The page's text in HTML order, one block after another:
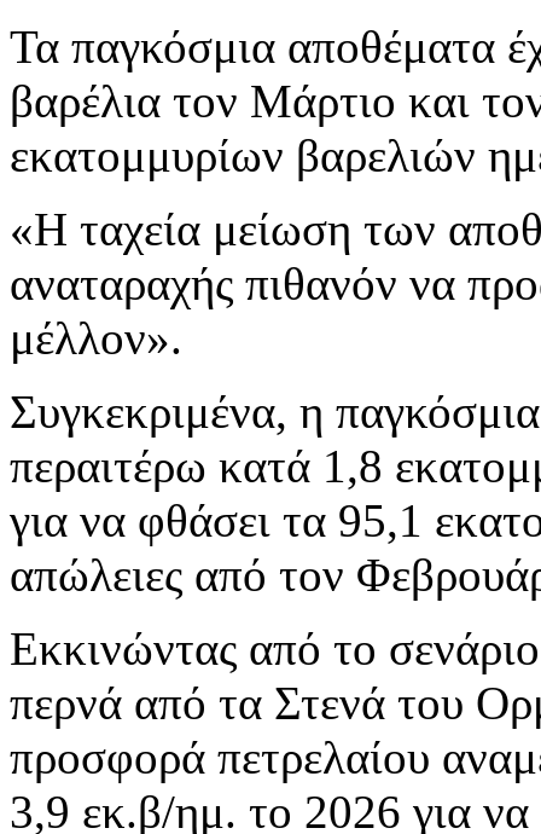
Τα παγκόσμια αποθέματα
βαρέλια τον Μάρτιο και
εκατομμυρίων βαρελιών
«Η ταχεία μείωση των
αναταραχής πιθανόν να
μέλλον».
Συγκεκριμένα, η
περαιτέρω κατά 1,8
για να φθάσει τα 95,1
απώλειες από τον
Εκκινώντας από το
περνά από τα Στενά του
προσφορά πετρελαίου
3,9 εκ.β/ημ. το 2026 για